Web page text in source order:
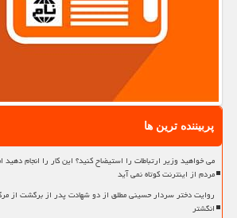
پربیننده ترین ها
می خواهید وزیر ارتباطات را استیضاح کنید؟ این کار را انجام دهید
مردم از اینترنت کوتاه نمی آید
روایت دختر سردار حسینی مطلق از دو شهادت پدر از برگشت از
انگشتر